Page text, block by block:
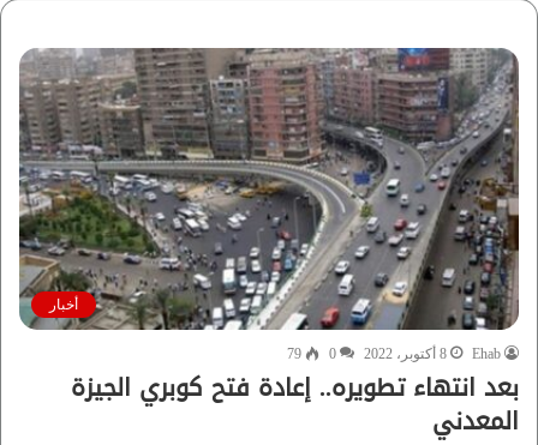
أخبار
Ehab 8 أكتوبر، 2022 0
79
بعد انتهاء تطويره.. إعادة فتح كوبري الجيزة
المعدني